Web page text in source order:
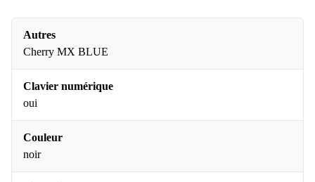
Autres
Cherry MX BLUE
Clavier numérique
oui
Couleur
noir